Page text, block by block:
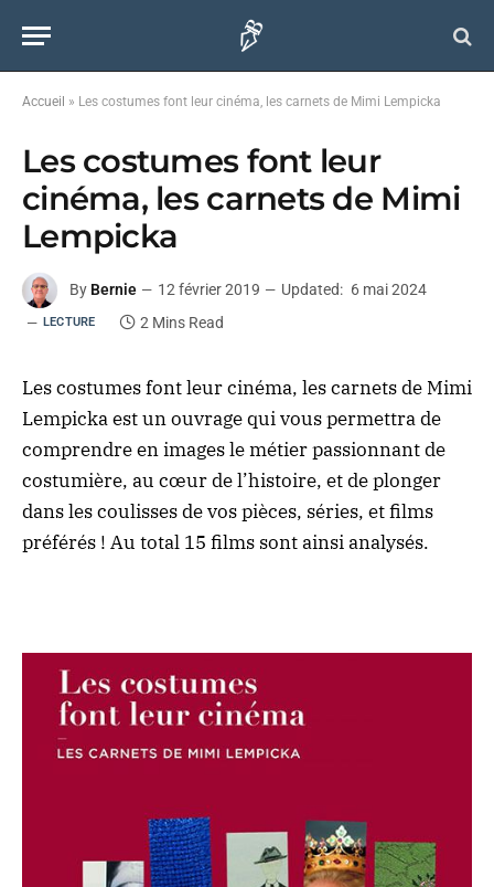
Accueil » Les costumes font leur cinéma, les carnets de Mimi Lempicka
Les costumes font leur
cinéma, les carnets de Mimi
Lempicka
By Bernie 12 février 2019 Updated: 6 mai 2024
LECTURE 2 Mins Read
Les costumes font leur cinéma, les carnets de Mimi
Lempicka est un ouvrage qui vous permettra de
comprendre en images le métier passionnant de
costumière, au cœur de l’histoire, et de plonger
dans les coulisses de vos pièces, séries, et films
préférés ! Au total 15 films sont ainsi analysés.